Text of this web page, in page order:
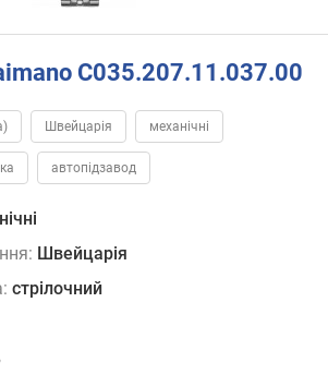
C035.207.11.037.00
Швейцарія механічні
автопідзавод
Швейцарія
стрілочний